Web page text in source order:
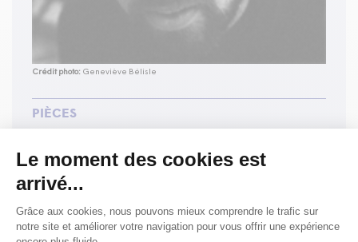
Crédit photo: Geneviève Bélisle
PIÈCES
Saison 06-07 (Mise en scène, scénographie et
éclairages )
Théâtre extrême
Saison 06-07 (Texte et mise en scène)